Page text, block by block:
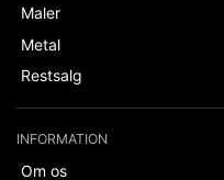
Maler
Metal
Restsalg
INFORMATION
Om os